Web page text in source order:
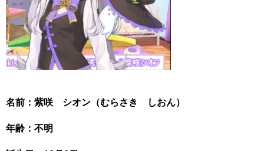
名前：紫咲 シオン（むらさき しおん）
年齢：不明